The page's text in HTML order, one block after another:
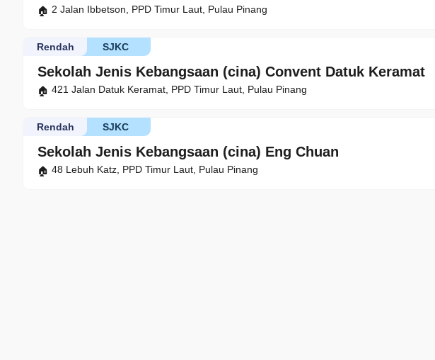
2 Jalan Ibbetson, PPD Timur Laut, Pulau Pinang
Sekolah Jenis Kebangsaan (cina) Convent Datuk Keramat
SJKC
Rendah
421 Jalan Datuk Keramat, PPD Timur Laut, Pulau Pinang
Sekolah Jenis Kebangsaan (cina) Eng Chuan
SJKC
Rendah
48 Lebuh Katz, PPD Timur Laut, Pulau Pinang